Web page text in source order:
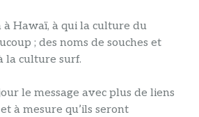
à Hawaï, à qui la culture du
; des noms de souches et
la culture surf.
le message avec plus de liens
à mesure qu’ils seront